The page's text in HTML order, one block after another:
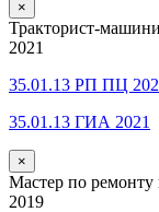
×
Тракторист-
2021
35.01.13 РП ПЦ
35.01.13 ГИА 2021
×
Мастер по
2019